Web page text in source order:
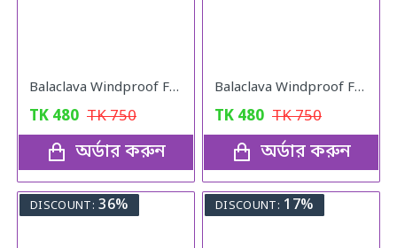
Balaclava Windproof Full Face Mask (Gray)
TK 480 TK750
অর্ডার করুন
Balaclava Windproof Full Face Mask (Black)
TK 480 TK750
অর্ডার করুন
DISCOUNT: 36% DISCOUNT: 17%